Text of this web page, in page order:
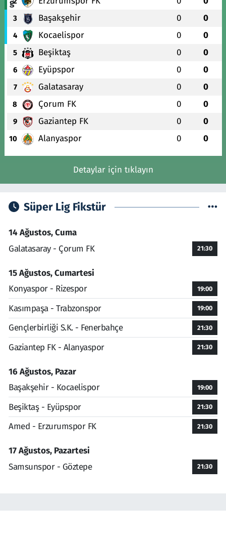
3 Başakşehir 0 0
4 Kocaelispor 0 0
5 Beşiktaş 0 0
6 Eyüpspor 0 0
7 Galatasaray 0 0
8 Çorum FK 0 0
9 Gaziantep FK 0 0
10 Alanyaspor 0 0
Detaylar için tıklayın
Süper Lig Fikstür
14 Ağustos, Cuma
Galatasaray - Çorum FK
21:30
15 Ağustos, Cumartesi
Konyaspor - Rizespor
19:00
Kasımpaşa - Trabzonspor 19:00
Gençlerbirliği S.K. - Fenerbahçe 21:30
Gaziantep FK - Alanyaspor 21:30
16 Ağustos, Pazar
Başakşehir - Kocaelispor
19:00
Beşiktaş - Eyüpspor 21:30
Amed - Erzurumspor FK 21:30
17 Ağustos, Pazartesi
Samsunspor - Göztepe
21:30